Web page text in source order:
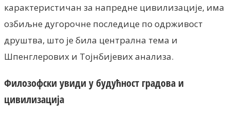
карактеристичан за напредне цивилизације, има
озбиљне дугорочне последице по одрживост
друштва, што је била централна тема и
Шпенглерових и Тојнбијевих анализа.
Филозофски увиди у будућност градова и
цивилизација